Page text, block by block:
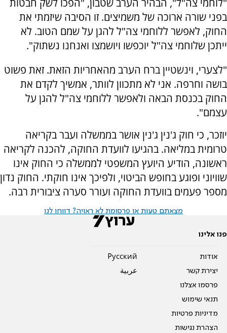
"לוחמי צה"ל", הבהיר הערב שטבון, "הפכו לשק חבטות
בפני שורה ארוכה של משמיצים. זו הסיבה שיזמתי את
החוק, לאפשר ללוחמי צה"ל להגן על שמם הטוב. לא
ייתכן שלוחמי צה"ל יוכפשו ויושמצו ואנחנו נשתוק".
"לצערי, וינשטיין ברח הערב מהאחריות הזאת. זאת פשוט
בושה וחרפה. אני לא מתכוון לוותר, אמשיך לקדם את
החוק בכנסת הבאה ולאפשר ללוחמי צה"ל להגן על
עצמם".
יוזכר, כי חוק ג'נין ג'נין אושר בממשלה ועבר בקריאה
טרומית במליאה. בהגיעו לוועדת החוקה, להכנה לקריאה
ראשונה, הודיע היועץ המשפטי לממשלה כי החוק אינו
שוויוני ופוגע בחופש הביטוי, ולפיכך אינו חוקתי. החוק נדון
מספר פעמים בוועדת החוקה ועורר סערה ציבורית רבה.
מצאתם טעות או פרסומת לא ראויה? דווחו לנו
פנו אלינו
אודות
יצירת קשר
פרסמו אצלנו
תנאי שימוש
מדיניות פרטיות
הצהרת נגישות
Pусский
عربية